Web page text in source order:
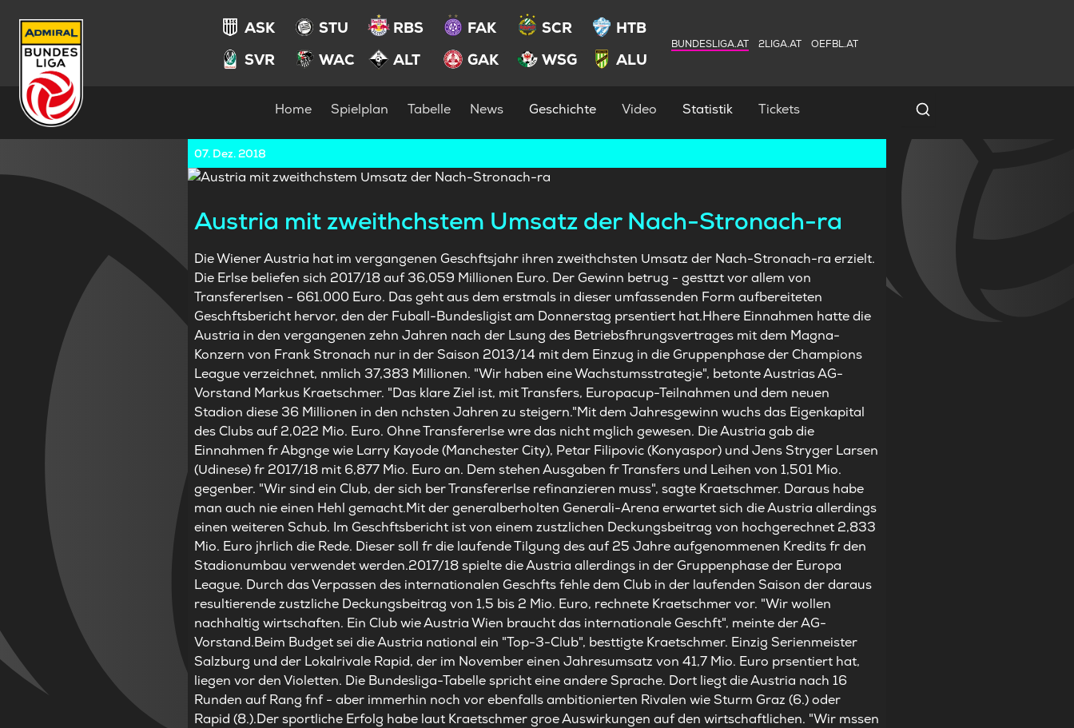
ASK STU RBS FAK SCR
HTB
SVR
WAC ALT GAK WSG ALU
BUNDESLIGA.AT 2LIGA.AT OEFBL.AT
Home Spielplan Tabelle News Geschichte Video Statistik Tickets Spielersuche
07. Dez. 2018
Austria mit zweithchstem Umsatz der Nach-Stronach-ra
Die Wiener Austria hat im vergangenen Geschftsjahr ihren zweithchsten Umsatz der Nach-Stronach-ra erzielt.
Die Erlse beliefen sich 2017/18 auf 36,059 Millionen Euro. Der Gewinn betrug - gesttzt vor allem von
Transfererlsen - 661.000 Euro. Das geht aus dem erstmals in dieser umfassenden Form aufbereiteten
Geschftsbericht hervor, den der Fuball-Bundesligist am Donnerstag prsentiert hat.Hhere Einnahmen hatte die
Austria in den vergangenen zehn Jahren nach der Lsung des Betriebsfhrungsvertrages mit dem Magna-
Konzern von Frank Stronach nur in der Saison 2013/14 mit dem Einzug in die Gruppenphase der Champions
League verzeichnet, nmlich 37,383 Millionen. "Wir haben eine Wachstumsstrategie", betonte Austrias AG-
Vorstand Markus Kraetschmer. "Das klare Ziel ist, mit Transfers, Europacup-Teilnahmen und dem neuen
Stadion diese 36 Millionen in den nchsten Jahren zu steigern."Mit dem Jahresgewinn wuchs das Eigenkapital
des Clubs auf 2,022 Mio. Euro. Ohne Transfererlse wre das nicht mglich gewesen. Die Austria gab die
Einnahmen fr Abgnge wie Larry Kayode (Manchester City), Petar Filipovic (Konyaspor) und Jens Stryger Larsen
(Udinese) fr 2017/18 mit 6,877 Mio. Euro an. Dem stehen Ausgaben fr Transfers und Leihen von 1,501 Mio.
gegenber. "Wir sind ein Club, der sich ber Transfererlse refinanzieren muss", sagte Kraetschmer. Daraus habe
man auch nie einen Hehl gemacht.Mit der generalberholten Generali-Arena erwartet sich die Austria allerdings
einen weiteren Schub. Im Geschftsbericht ist von einem zustzlichen Deckungsbeitrag von hochgerechnet 2,833
Mio. Euro jhrlich die Rede. Dieser soll fr die laufende Tilgung des auf 25 Jahre aufgenommenen Kredits fr den
Stadionumbau verwendet werden.2017/18 spielte die Austria allerdings in der Gruppenphase der Europa
League. Durch das Verpassen des internationalen Geschfts fehle dem Club in der laufenden Saison der daraus
resultierende zustzliche Deckungsbeitrag von 1,5 bis 2 Mio. Euro, rechnete Kraetschmer vor. "Wir wollen
nachhaltig wirtschaften. Ein Club wie Austria Wien braucht das internationale Geschft", meinte der AG-
Vorstand.Beim Budget sei die Austria national ein "Top-3-Club", besttigte Kraetschmer. Einzig Serienmeister
Salzburg und der Lokalrivale Rapid, der im November einen Jahresumsatz von 41,7 Mio. Euro prsentiert hat,
liegen vor den Violetten. Die Bundesliga-Tabelle spricht eine andere Sprache. Dort liegt die Austria nach 16
Runden auf Rang fnf - aber immerhin noch vor ebenfalls ambitionierten Rivalen wie Sturm Graz (6.) oder
Rapid (8.).Der sportliche Erfolg habe laut Kraetschmer groe Auswirkungen auf den wirtschaftlichen. "Wir mssen